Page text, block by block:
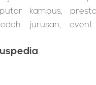
kampus,
jurusan,